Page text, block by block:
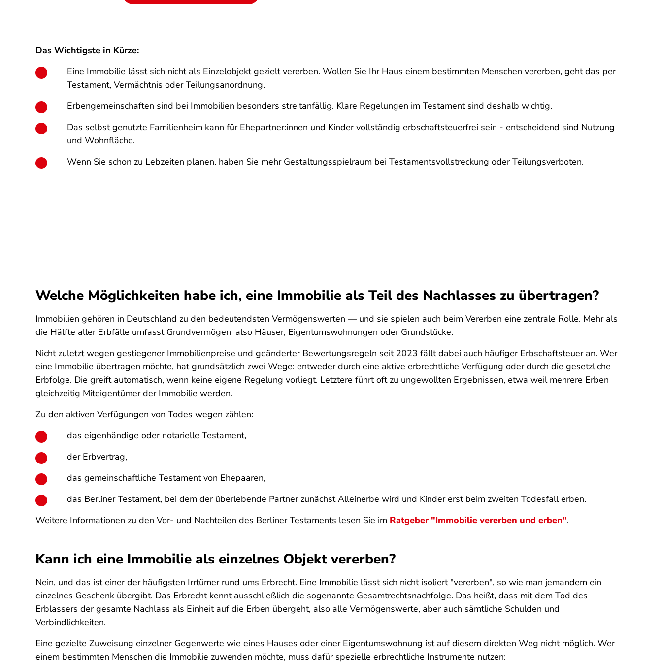
Das Wichtigste in Kürze:
Eine Immobilie lässt sich nicht als Einzelobjekt gezielt vererben. Wollen Sie Ihr Haus einem bestimmten Menschen vererben, geht das per
Testament, Vermächtnis oder Teilungsanordnung.
Erbengemeinschaften sind bei Immobilien besonders streitanfällig. Klare Regelungen im Testament sind deshalb wichtig.
Das selbst genutzte Familienheim kann für Ehepartner:innen und Kinder vollständig erbschaftsteuerfrei sein - entscheidend sind Nutzung
und Wohnfläche.
Wenn Sie schon zu Lebzeiten planen, haben Sie mehr Gestaltungsspielraum bei Testamentsvollstreckung oder Teilungsverboten.
Welche Möglichkeiten habe ich, eine Immobilie als Teil des Nachlasses zu übertragen?
Immobilien gehören in Deutschland zu den bedeutendsten Vermögenswerten — und sie spielen auch beim Vererben eine zentrale Rolle. Mehr als
die Hälfte aller Erbfälle umfasst Grundvermögen, also Häuser, Eigentumswohnungen oder Grundstücke.
Nicht zuletzt wegen gestiegener Immobilienpreise und geänderter Bewertungsregeln seit 2023 fällt dabei auch häufiger Erbschaftsteuer an. Wer
eine Immobilie übertragen möchte, hat grundsätzlich zwei Wege: entweder durch eine aktive erbrechtliche Verfügung oder durch die gesetzliche
Erbfolge. Die greift automatisch, wenn keine eigene Regelung vorliegt. Letztere führt oft zu ungewollten Ergebnissen, etwa weil mehrere Erben
gleichzeitig Miteigentümer der Immobilie werden.
Zu den aktiven Verfügungen von Todes wegen zählen:
das eigenhändige oder notarielle Testament,
der Erbvertrag,
das gemeinschaftliche Testament von Ehepaaren,
das Berliner Testament, bei dem der überlebende Partner zunächst Alleinerbe wird und Kinder erst beim zweiten Todesfall erben.
Weitere Informationen zu den Vor- und Nachteilen des Berliner Testaments lesen Sie im Ratgeber "Immobilie vererben und erben".
Kann ich eine Immobilie als einzelnes Objekt vererben?
Nein, und das ist einer der häufigsten Irrtümer rund ums Erbrecht. Eine Immobilie lässt sich nicht isoliert "vererben", so wie man jemandem ein
einzelnes Geschenk übergibt. Das Erbrecht kennt ausschließlich die sogenannte Gesamtrechtsnachfolge. Das heißt, dass mit dem Tod des
Erblassers der gesamte Nachlass als Einheit auf die Erben übergeht, also alle Vermögenswerte, aber auch sämtliche Schulden und
Verbindlichkeiten.
Eine gezielte Zuweisung einzelner Gegenwerte wie eines Hauses oder einer Eigentumswohnung ist auf diesem direkten Weg nicht möglich. Wer
einem bestimmten Menschen die Immobilie zuwenden möchte, muss dafür spezielle erbrechtliche Instrumente nutzen: